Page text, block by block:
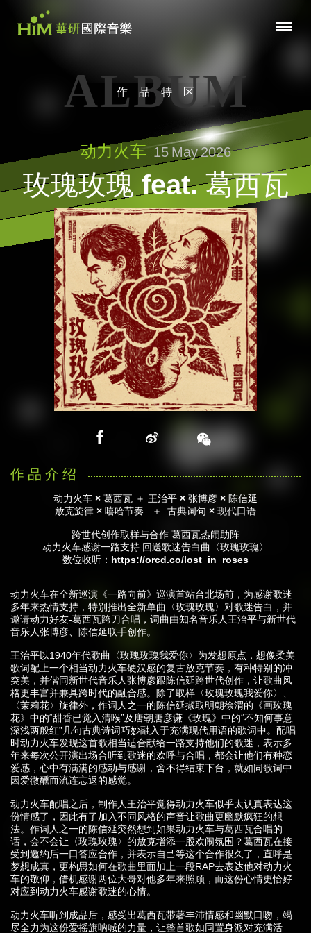
作品特区
ALBUM
动力火车 May2026
15
玫瑰玫瑰 feat. 葛西瓦
动力火车 × 葛西瓦 ＋ 王治平 × 张博彦 × 陈信延
放克旋律 × 嘻哈节奏 ＋ 古典词句 × 现代口语
跨世代创作取样与合作 葛西瓦热闹助阵
动力火车感谢一路支持 回送歌迷告白曲
〈玫瑰玫瑰〉
数位收听： https://orcd.co/lost_in_roses
动力火车在全新巡演《一路向前》巡演首站台北场前，为感谢歌迷
多年来热情支持，特别推出全新单曲〈玫瑰玫瑰〉对歌迷告白，并
邀请动力好友-葛西瓦跨刀合唱，词曲由知名音乐人王治平与新世代
音乐人张博彦、陈信延联手创作。
王治平以1940年代歌曲〈玫瑰玫瑰我爱你〉为发想原点，想像柔美
歌词配上一个相当动力火车硬汉感的复古放克节奏，有种特别的冲
突美，并偕同新世代音乐人张博彦跟陈信延跨世代创作，让歌曲风
格更丰富并兼具跨时代的融合感。除了取样〈玫瑰玫瑰我爱你〉、
〈茉莉花〉旋律外，作词人之一的陈信延撷取明朝徐渭的《画玫瑰
花》中的“甜香已觉入清喉”及唐朝唐彦谦《玫瑰》中的“不知何事意
深浅两般红”几句古典诗词巧妙融入于充满现代用语的歌词中。配唱
时动力火车发现这首歌相当适合献给一路支持他们的歌迷，表示多
年来每次公开演出场合听到歌迷的欢呼与合唱，都会让他们有种恋
爱感，心中有满满的感动与感谢，舍不得结束下台，就如同歌词中
因爱微醺而流连忘返的感觉。
动力火车配唱之后，制作人王治平觉得动力火车似乎太认真表达这
份情感了，因此有了加入不同风格的声音让歌曲更幽默疯狂的想
法。作词人之一的陈信延突然想到如果动力火车与葛西瓦合唱的
话，会不会让〈玫瑰玫瑰〉的放克增添一股欢闹氛围？葛西瓦在接
受到邀约后一口答应合作，并表示自己等这个合作很久了，直呼是
梦想成真，更构思如何在歌曲里面加上一段RAP去表达他对动力火
车的敬仰，借机感谢两位大哥对他多年来照顾，而这份心情更恰好
对应到动力火车感谢歌迷的心情。
动力火车听到成品后，感受出葛西瓦带著丰沛情感和幽默口吻，竭
尽全力为这份爱摇旗呐喊的力量，让整首歌如同置身派对充满活